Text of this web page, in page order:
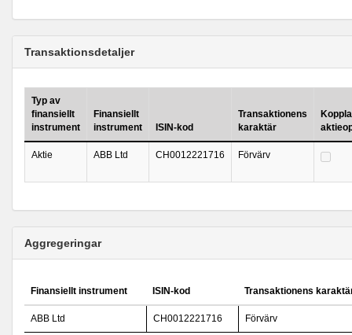
Transaktionsdetaljer
Typ av
finansiellt
instrument
Finansiellt
instrument
ISIN-kod
Transaktionens
karaktär
Aktie ABB Ltd CH0012221716 Förvärv
Aggregeringar
Finansiellt instrument ISIN-kod Transaktionens
ABB Ltd CH0012221716 Förvärv